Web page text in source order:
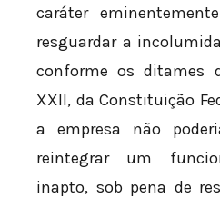
caráter
resguardar a
conforme os ditames
XXII, da Constituição
a empresa não
reintegrar um
inapto, sob pena de